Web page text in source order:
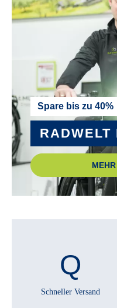
MOTOR-
NABE VORDERRAD
Shimano
RADGRÖSSE :
28"
RAHMEN :
, 57 cm
REICHWEITE
Spare bis zu 40%
RADWELT
Schneller Versand